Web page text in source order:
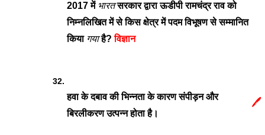
2017 में भारत सरकार द्वारा ऊडीपी रामचंद्र राव को
निम्नलिखित में से किस क्षेत्र में पदम विभूषण से सम्मानित
किया गया है? विज्ञान
हवा के दबाव की भिन्नता के कारण संपीड़न और
बिरलीकरण उत्पन्न होता है।
🖊️